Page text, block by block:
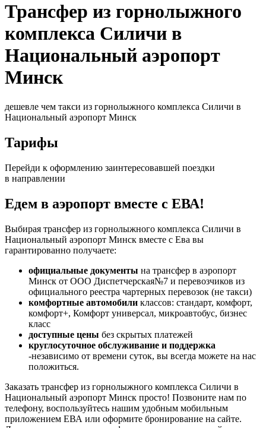
Трансфер из горнолыжного
комплекса Силичи в
Национальный аэропорт
Минск
дешевле чем такси из горнолыжного комплекса Силичи в
Национальный аэропорт Минск
Тарифы
Перейди к оформлению заинтересовавшей поездки
в направлении
Едем в аэропорт вместе с ЕВА!
Выбирая трансфер из горнолыжного комплекса Силичи в
Национальный аэропорт Минск вместе с Ева вы
гарантированно получаете:
официальные документы на трансфер в аэропорт
Минск от ООО Диспетчерская№7 и перевозчиков из
официального реестра чартерных перевозок (не такси)
комфортные автомобили классов: стандарт, комфорт,
комфорт+, Комфорт универсал, микроавтобус, бизнес
класс
доступные цены без скрытых платежей
круглосуточное обслуживание и поддержка
-независимо от времени суток, вы всегда можете на нас
положиться.
Заказать трансфер из горнолыжного комплекса Силичи в
Национальный аэропорт Минск просто! Позвоните нам по
телефону, воспользуйтесь нашим удобным мобильным
приложением ЕВА или оформите бронирование на сайте.